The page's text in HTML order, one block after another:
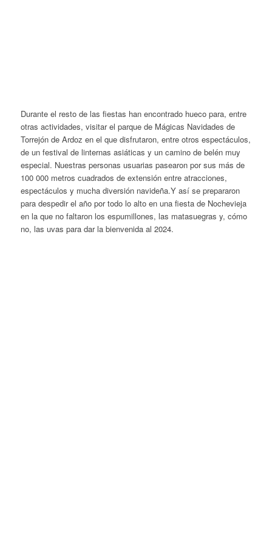
Durante el resto de las fiestas han encontrado hueco para, entre
otras actividades, visitar el parque de Mágicas Navidades de
Torrejón de Ardoz en el que disfrutaron, entre otros espectáculos,
de un festival de linternas asiáticas y un camino de belén muy
especial. Nuestras personas usuarias pasearon por sus más de
100 000 metros cuadrados de extensión entre atracciones,
espectáculos y mucha diversión navideña.Y así se prepararon
para despedir el año por todo lo alto en una fiesta de Nochevieja
en la que no faltaron los espumillones, las matasuegras y, cómo
no, las uvas para dar la bienvenida al 2024.